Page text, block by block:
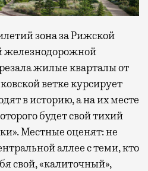
зона за Рижской
железнодорожной
жилые кварталы от
ветке курсирует
в историю, а на их месте
будет свой тихий
Местные оценят: не
аллее с теми, кто
свой, «калиточный»,